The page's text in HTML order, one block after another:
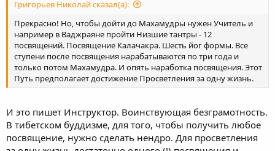
Григорьев Николай сказал(а):
Прекрасно! Но, чтобы дойти до Махамудры нужен Учитель и
например в Ваджраяне пройти Низшие тантры - 12
посвящений. Посвящение Калачакра. Шесть йог формы. Все
ступени после посвящения нарабатываются по три года и
только потом Махамудра. И опять наработка посвящения. Этот
Путь предполагает достижение Просветления за одну жизнь.
И это пишет Инструктор. Воинствующая безграмотность.
В тибетском буддизме, для того, чтобы получить любое
посвящение, нужно сделать нендро. Для просветления